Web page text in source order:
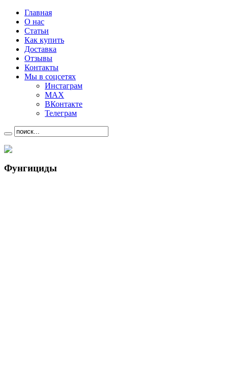
Главная
О нас
Статьи
Как купить
Доставка
Отзывы
Контакты
Мы в соцсетях
Инстаграм
MAX
ВКонтакте
Телеграм
Фунгициды